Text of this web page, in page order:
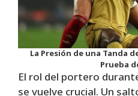
La Presión de una Tanda
Prueba
El rol del portero
se vuelve crucial. Un